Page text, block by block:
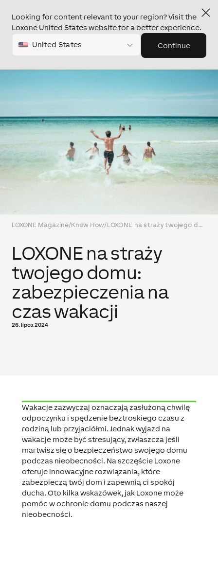
Looking for content relevant to your region? Visit the
Loxone United States website for a better experience.
United States Continue
LOXONE Magazine/Know How/ LOXONE na straży twojego domu: zabezpieczenia na czas wakacji
LOXONE na straży
twojego domu:
zabezpieczenia na
czas wakacji
26. lipca 2024
Wakacje zazwyczaj oznaczają zasłużoną chwilę
odpoczynku i spędzenie beztroskiego czasu z
rodziną lub przyjaciółmi. Jednak wyjazd na
wakacje może być stresujący, zwłaszcza jeśli
martwisz się o bezpieczeństwo swojego domu
podczas nieobecności. Na szczęście Loxone
oferuje innowacyjne rozwiązania, które
zabezpieczą twój dom i zapewnią ci spokój
ducha. Oto kilka wskazówek, jak Loxone może
pomóc w ochronie domu podczas naszej
nieobecności.